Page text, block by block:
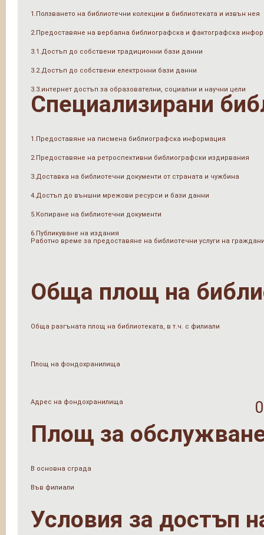
1.Ползването на библиотечни колекции в библиотеката и извън нея
2.Предоставяне на вербална библиографска и фактографска
3.1.Достъп до собствени традиционни бази данни
3.2.Достъп до собствени електронни бази данни
3.3.интернет достъп за образователни, социални и научни цели
Специализирани
1.Предоставяне на писмена библиографска информация
2.Предоставяне на ретроспективни библиографски издирвания
3.Доставка на библиотечни документи от страната и чужбина
4.Достъп до външни мрежови ресурси и бази данни
5.Копиране на библиотечни документи
6.Публикуване на издания
Работно време за предоставяне на библиотечни услуги на
Обща площ на
Обща разгъната площ на библиотеката, в т.ч. с филиали
Площ на фондохранилища
Адрес на фондохранилища 0
Площ за
В основна сграда
Във филиали
Условия за достъп